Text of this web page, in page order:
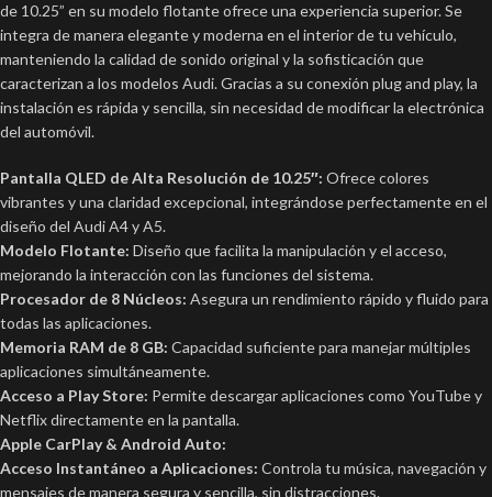
de 10.25” en su modelo flotante ofrece una experiencia superior. Se
integra de manera elegante y moderna en el interior de tu vehículo,
manteniendo la calidad de sonido original y la sofisticación que
caracterizan a los modelos Audi. Gracias a su conexión plug and play, la
instalación es rápida y sencilla, sin necesidad de modificar la electrónica
del automóvil.
Pantalla QLED de Alta Resolución de 10.25″: Ofrece colores
vibrantes y una claridad excepcional, integrándose perfectamente en el
diseño del Audi A4 y A5.
Modelo Flotante: Diseño que facilita la manipulación y el acceso,
mejorando la interacción con las funciones del sistema.
Procesador de 8 Núcleos: Asegura un rendimiento rápido y fluido para
todas las aplicaciones.
Memoria RAM de 8 GB: Capacidad suficiente para manejar múltiples
aplicaciones simultáneamente.
Acceso a Play Store: Permite descargar aplicaciones como YouTube y
Netflix directamente en la pantalla.
Apple CarPlay & Android Auto:
Acceso Instantáneo a Aplicaciones: Controla tu música, navegación y
mensajes de manera segura y sencilla, sin distracciones.